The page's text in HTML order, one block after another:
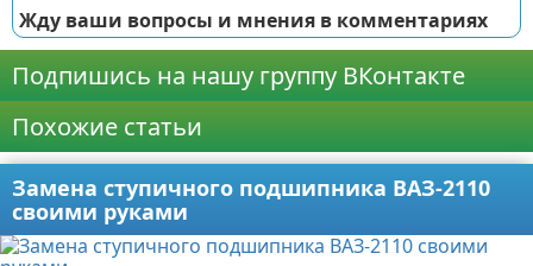
Жду ваши вопросы и мнения в комментариях
Подпишись на нашу группу ВКонтакте
Похожие статьи
Замена ступичного подшипника ВАЗ-2110
своими руками